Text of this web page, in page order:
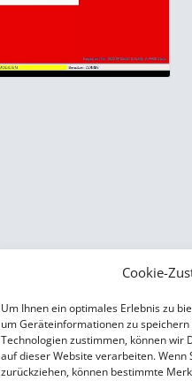
Cookie-
Um Ihnen ein optimales Erlebnis zu
um Geräteinformationen zu
Technologien zustimmen, können wir
auf dieser Website verarbeiten.
zurückziehen, können bestimmte